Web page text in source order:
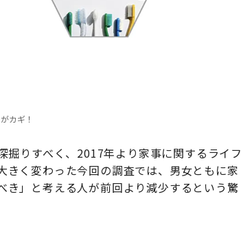
カギ！
りすべく、2017年より家事に関するライフ
く変わった今回の調査では、男女ともに家
」と考える人が前回より減少するという驚